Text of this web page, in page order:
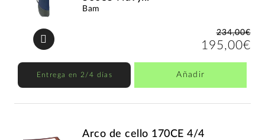
Bam
234,00€
195,00€
Entrega en 2/4 días Añadir
Arco de cello 170CE 4/4